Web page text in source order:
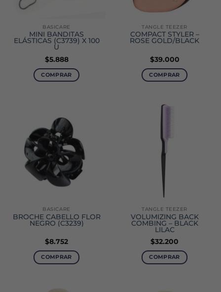
BASICARE
MINI BANDITAS
ELÁSTICAS (C3739) X 100
U
$5.888
COMPRAR
TANGLE TEEZER
COMPACT STYLER –
ROSE GOLD/BLACK
$39.000
COMPRAR
BASICARE
BROCHE CABELLO FLOR
NEGRO (C3239)
$8.752
COMPRAR
TANGLE TEEZER
VOLUMIZING BACK
COMBING – BLACK
LILAC
$32.200
COMPRAR